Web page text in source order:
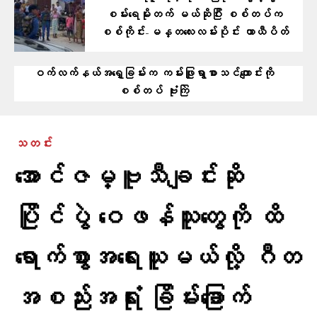
စမ်းရေမိုးတက် မယ်ဆိုပြီး စစ်တပ်က
စစ်ကိုင်း-မန္တလေးလမ်းပိုင်း ယာယီပိတ်
ဝက်လက်နယ်အရှေ့ခြမ်းက ကမ်းဖြူရွာစာသင်ကျောင်းကို
စစ်တပ် ဗုံးကြဲ
သတင်း
အောင်ဇမ္ဗူသီချင်းဆို
ပြိုင်ပွဲ ဝေဖန်သူတွေကို ထိ
ရောက်စွာအရေးယူမယ်လို့ ဂီတ
အစည်းအရုံး ခြိမ်းခြောက်